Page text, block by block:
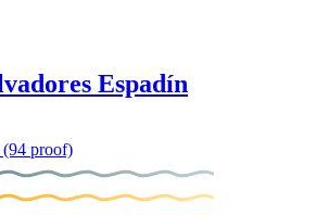
Espadín
(94 proof)